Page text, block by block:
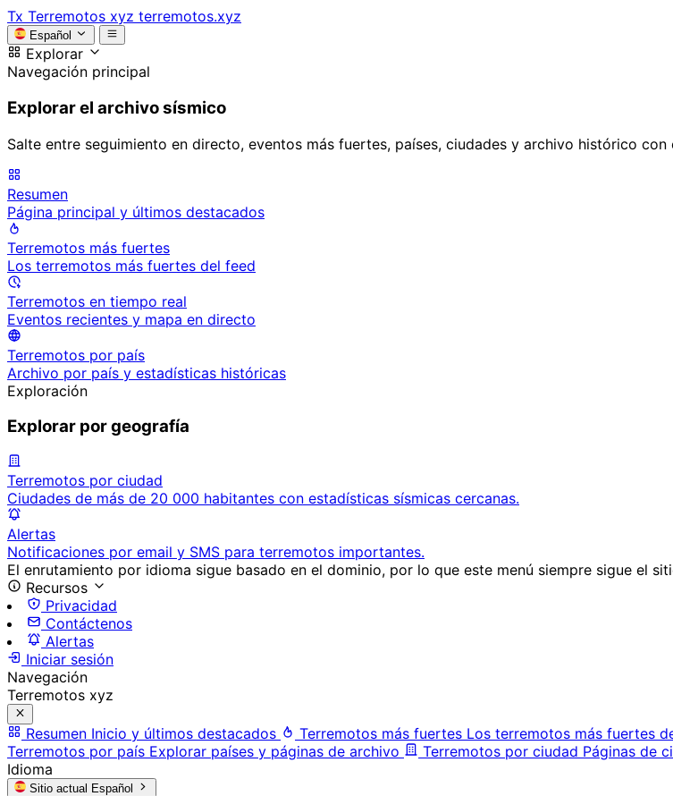
Tx Terremotos xyz terremotos.xyz
Español
Explorar
Navegación principal
Explorar el archivo sísmico
Salte entre seguimiento en directo, eventos más fuertes, países, ciudades y archivo histórico
Resumen
Página principal y últimos destacados
Terremotos más fuertes
Los terremotos más fuertes del feed
Terremotos en tiempo real
Eventos recientes y mapa en directo
Terremotos por país
Archivo por país y estadísticas históricas
Exploración
Explorar por geografía
Terremotos por ciudad
Ciudades de más de 20 000 habitantes con estadísticas sísmicas cercanas.
Alertas
Notificaciones por email y SMS para terremotos importantes.
El enrutamiento por idioma sigue basado en el dominio, por lo que este menú siempre sigue el
Recursos
Privacidad
Contáctenos
Alertas
Iniciar sesión
Navegación
Terremotos xyz
Resumen Inicio y últimos destacados Terremotos más fuertes Los terremotos más fuertes
Terremotos por país Explorar países y páginas de archivo Terremotos por ciudad Páginas de
Idioma
Sitio actual Español